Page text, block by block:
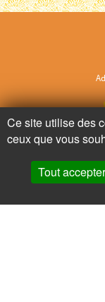
Ce site utilise des
ceux que vous
Tout accepter